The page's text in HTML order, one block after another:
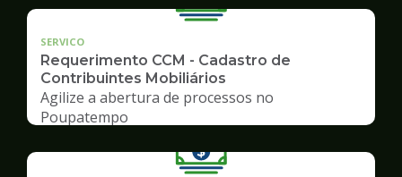
SERVICO
Requerimento CCM - Cadastro de
Contribuintes Mobiliários
Agilize a abertura de processos no
Poupatempo